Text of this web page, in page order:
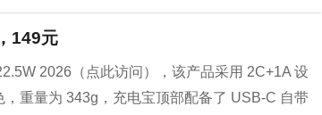
149元
2026（点此访问），该产品采用 2C+1A 设
重量为 343g，充电宝顶部配备了 USB-C 自带